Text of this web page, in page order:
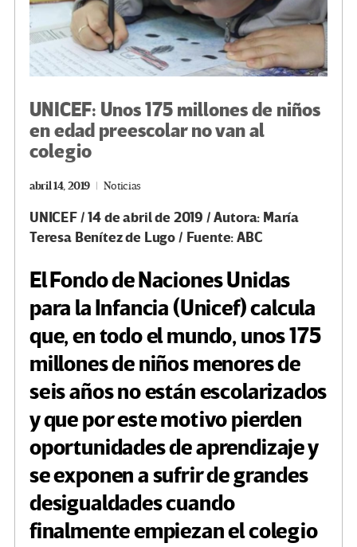
UNICEF: Unos 175 millones de niños
en edad preescolar no van al
colegio
abril 14, 2019 Noticias
UNICEF / 14 de abril de 2019 / Autora: María
Teresa Benítez de Lugo / Fuente: ABC
El Fondo de Naciones Unidas
para la Infancia (Unicef) calcula
que, en todo el mundo, unos 175
millones de niños menores de
seis años no están escolarizados
y que por este motivo pierden
oportunidades de aprendizaje y
se exponen a sufrir de grandes
desigualdades cuando
finalmente empiezan el colegio